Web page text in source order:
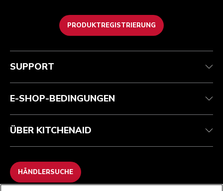
PRODUKTREGISTRIERUNG
Health Check
Verfolgen Sie Ihre Bestellung
Garantie und Dokumente
Häufig gestellte fragen
Teilnahmebedingungen
Rückgaben und Erstattungen
Impressum
ODR
Die Marke
Händlersuche
SUPPORT
E-SHOP-BEDINGUNGEN
ÜBER KITCHENAID
HÄNDLERSUCHE